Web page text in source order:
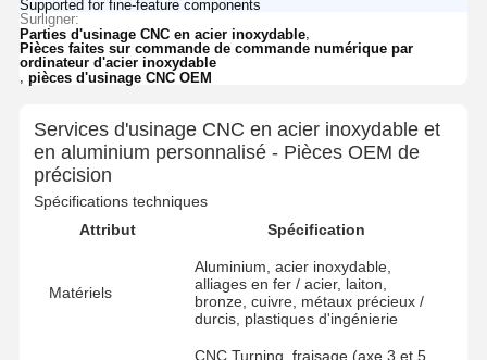
Supported for fine-feature components
Surligner:
Parties d'usinage CNC en acier inoxydable,
Pièces faites sur commande de commande numérique par
ordinateur d'acier inoxydable
pièces d'usinage CNC OEM
Services d'usinage CNC en acier inoxydable et
en aluminium personnalisé - Pièces OEM de
précision
Spécifications techniques
Attribut
Spécification
Matériels
Aluminium, acier inoxydable,
alliages en fer / acier, laiton,
bronze, cuivre, métaux précieux /
durcis, plastiques d'ingénierie
CNC Turning, fraisage (axe 3 et 5